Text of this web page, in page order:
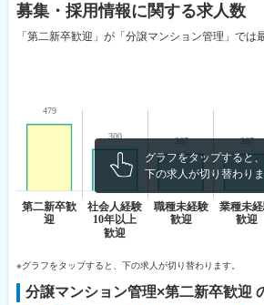
募集・採用情報に関する求人数
「第二新卒歓迎」が「分譲マンション管理」では
グラフをタップすると
下の求人が切り替わりま
※グラフをタップすると、下の求人が切り替わります。
分譲マンション管理×第二新卒歓迎